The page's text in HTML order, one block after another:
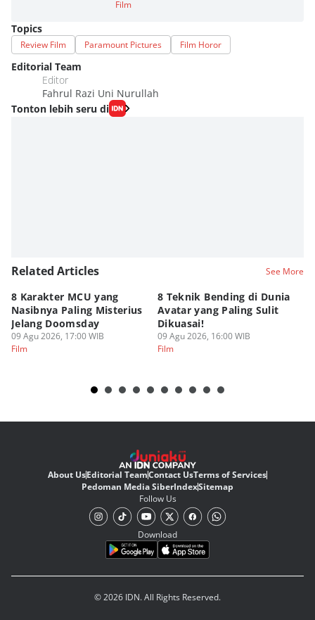
Film
Topics
Review Film Paramount Pictures Film Horor
Editorial Team
Editor
Fahrul Razi Uni Nurullah
Tonton lebih seru di
Related Articles See More
8 Karakter MCU yang
Nasibnya Paling Misterius
Jelang Doomsday
09 Agu 2026, 17:00 WIB
Film
8 Teknik Bending di Dunia
Avatar yang Paling Sulit
Dikuasai!
09 Agu 2026, 16:00 WIB
Film
About UsEditorial TeamContact UsTerms of Services
Pedoman Media SiberIndexSitemap
Follow Us
Download
© 2026 IDN. All Rights Reserved.